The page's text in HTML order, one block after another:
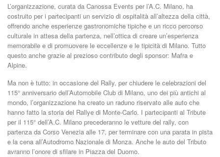
L’organizzazione, curata da Canossa Events per l’A.C. Milano, ha
costruito per i partecipanti un servizio di ospitalità all’altezza della città,
offrendo anche esperienze gastronomiche tipiche e un ricco percorso
culturale in attesa della partenza, nell’ottica di creare un’esperienza
memorabile e di promuovere le eccellenze e le tipicità di Milano. Tutto
questo anche grazie al prezioso contributo degli sponsor: Mafra e
Alpine.
Ma non è tutto: in occasione del Rally, per chiudere le celebrazioni del
115° anniversario dell’Automobile Club di Milano, uno dei più antichi al
mondo, l’organizzazione ha creato un raduno riservato alle auto che
hanno fatto la storia del Rallye di Monte-Carlo. I partecipanti al Tribute
per il 115° dell’A.C. Milano precederanno le vetture del rally, con
partenza da Corso Venezia alle 17, per terminare con una parata in pista
e la cena all’Autodromo Nazionale di Monza. Anche le auto del Tributo
avranno l’onore di sfilare in Piazza del Duomo.